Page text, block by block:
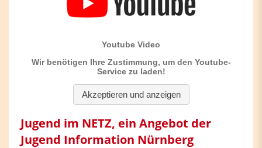
Jugend im NETZ, ein Angebot der
Jugend Information Nürnberg